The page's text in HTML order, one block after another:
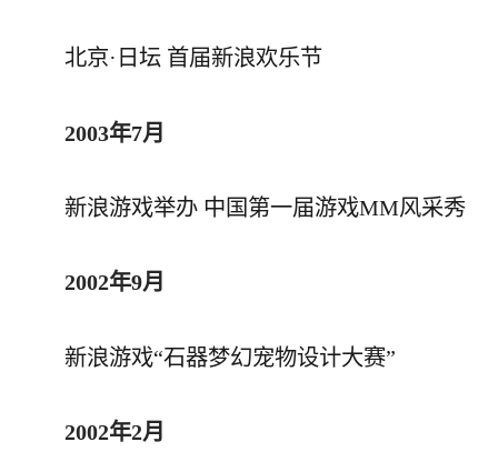
北京·日坛 首届新浪欢乐节
2003年7月
新浪游戏举办 中国第一届游戏MM风采秀
2002年9月
新浪游戏“石器梦幻宠物设计大赛”
2002年2月